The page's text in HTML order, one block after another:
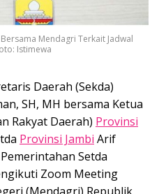
Mendagri Terkait Jadwal
Istimewa
Daerah (Sekda)
SH, MH bersama Ketua
Rakyat Daerah) Provinsi
Provinsi Jambi Arif
Setda
Zoom Meeting
(Mendagri) Republik